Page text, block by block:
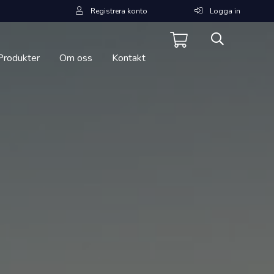
Registrera konto Logga in
Om oss Kontakt